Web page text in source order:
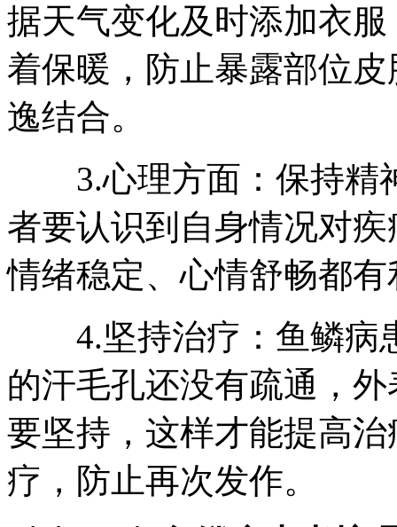
据天气变化及时添加衣
着保暖，防止暴露部位
逸结合。
3.心理方面：保持精
者要认识到自身情况对
情绪稳定、心情舒畅都
4.坚持治疗：鱼鳞病
的汗毛孔还没有疏通，
要坚持，这样才能提高
疗，防止再次发作。